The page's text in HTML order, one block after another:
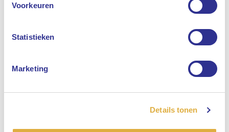
Voorkeuren
Statistieken
Marketing
Details tonen